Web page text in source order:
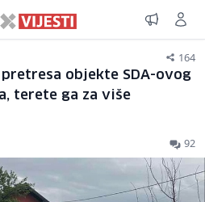
164
objekte SDA-ovog
terete ga za više
92